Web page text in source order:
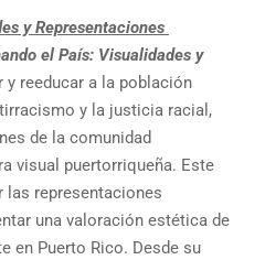
y Representaciones
el País: Visualidades y
y reeducar a la población
y la justicia racial,
de la comunidad
visual puertorriqueña. Este
las representaciones
una valoración estética de
en Puerto Rico. Desde su